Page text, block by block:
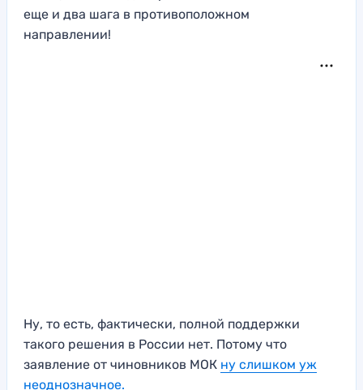
еще и два шага в противоположном
направлении!
Ну, то есть, фактически, полной поддержки
такого решения в России нет. Потому что
заявление от чиновников МОК ну слишком уж
неоднозначное.